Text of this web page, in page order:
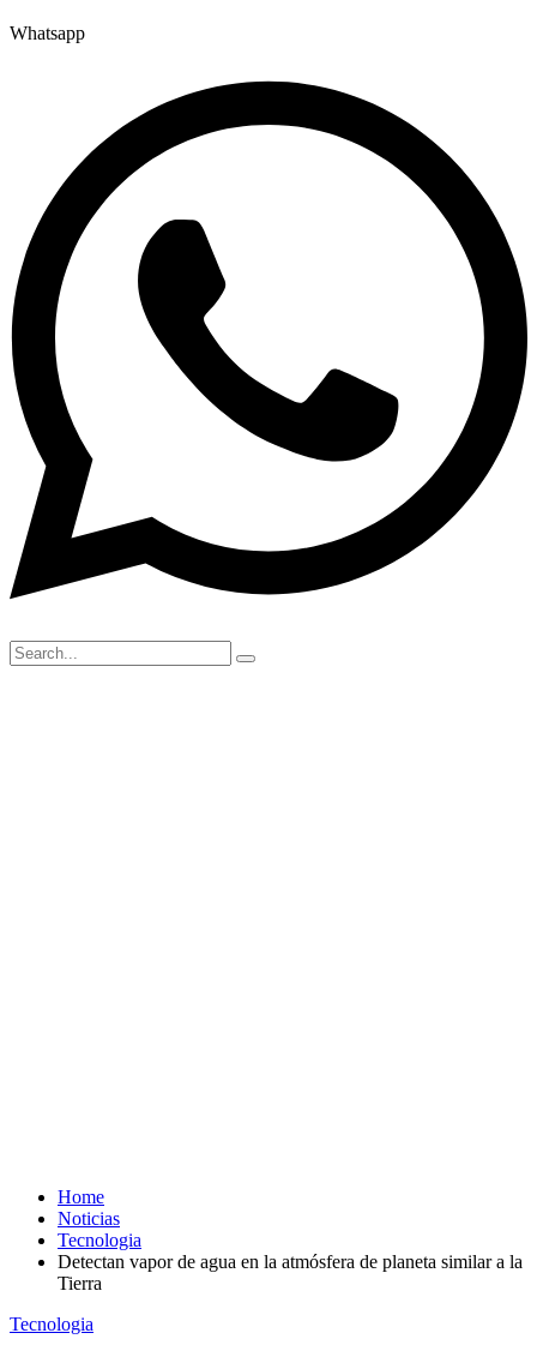
Whatsapp
Home
Noticias
Tecnologia
Detectan vapor de agua en la atmósfera de planeta similar a la
Tierra
Tecnologia